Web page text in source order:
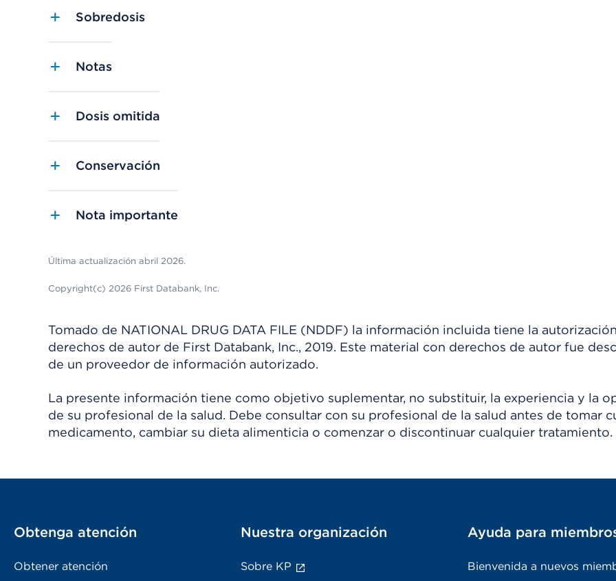
Sobredosis
Notas
Dosis omitida
Conservación
Nota importante
Última actualización abril 2026.
Copyright(c) 2026 First Databank, Inc.
Tomado de NATIONAL DRUG DATA FILE (NDDF) la información incluida tiene la
derechos de autor de First Databank, Inc., 2019. Este material con derechos de autor fue
de un proveedor de información autorizado.
La presente información tiene como objetivo suplementar, no substituir, la experiencia y la
de su profesional de la salud. Debe consultar con su profesional de la salud antes de tomar
medicamento, cambiar su dieta alimenticia o comenzar o discontinuar cualquier tratamiento.
Obtenga atención
Obtener atención
Nuestra organización
Sobre KP
Ayuda para
Bienvenida a nuevos